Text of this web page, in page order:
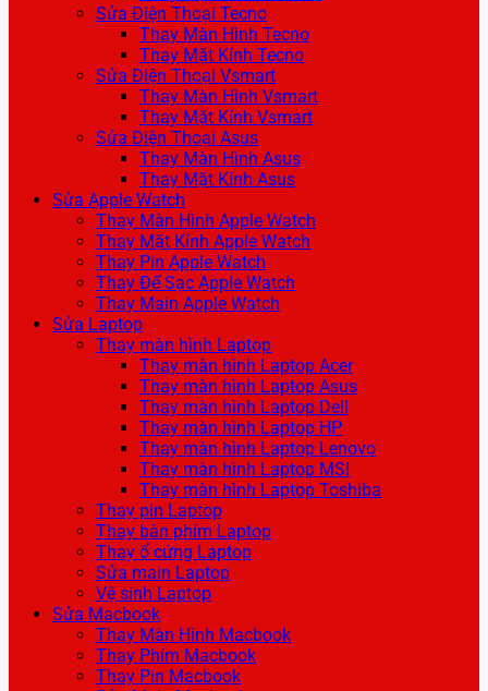
Sửa Điện Thoại Tecno
Thay Màn Hình Tecno
Thay Mặt Kính Tecno
Sửa Điện Thoại Vsmart
Thay Màn Hình Vsmart
Thay Mặt Kính Vsmart
Sửa Điện Thoại Asus
Thay Màn Hình Asus
Thay Mặt Kính Asus
Sửa Apple Watch
Thay Màn Hình Apple Watch
Thay Mặt Kính Apple Watch
Thay Pin Apple Watch
Thay Đế Sạc Apple Watch
Thay Main Apple Watch
Sửa Laptop
Thay màn hình Laptop
Thay màn hình Laptop Acer
Thay màn hình Laptop Asus
Thay màn hình Laptop Dell
Thay màn hình Laptop HP
Thay màn hình Laptop Lenovo
Thay màn hình Laptop MSI
Thay màn hình Laptop Toshiba
Thay pin Laptop
Thay bàn phím Laptop
Thay ổ cứng Laptop
Sửa main Laptop
Vệ sinh Laptop
Sửa Macbook
Thay Màn Hình Macbook
Thay Phím Macbook
Thay Pin Macbook